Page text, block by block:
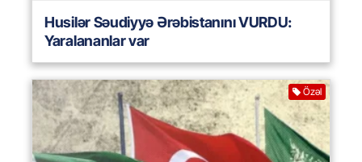
Husilər Səudiyyə Ərəbistanını VURDU:
Yaralananlar var
Özəl